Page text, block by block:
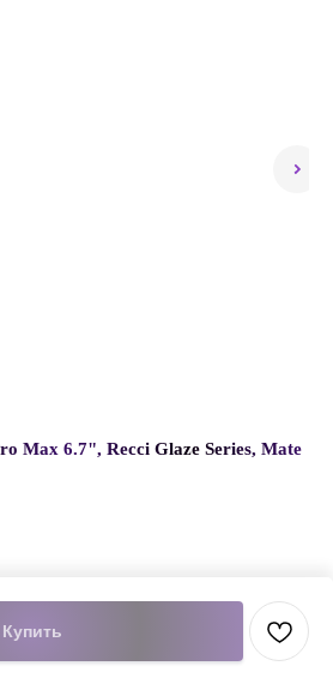
Купить
Max 6.7", Recci Glaze Series, Mate
Подробнее